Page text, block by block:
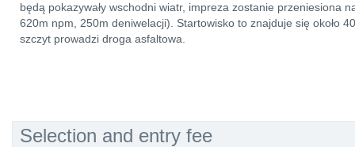
będą pokazywały wschodni wiatr, impreza zostanie przeniesiona na
620m npm, 250m deniwelacji). Startowisko to znajduje się około
szczyt prowadzi droga asfaltowa.
Selection and entry fee